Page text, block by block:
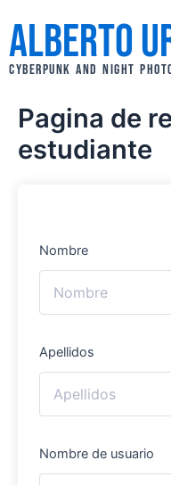
contenido
Alberto
CYBERPUNK AND NIGHT
Pagina de
estudiante
Nombre
Apellidos
Nombre de usuario